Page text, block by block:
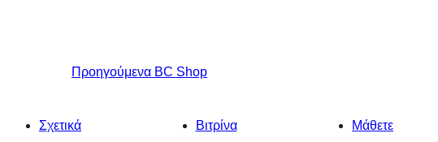
Προηγούμενα BC Shop
Σχετικά Βιτρίνα Μάθετε